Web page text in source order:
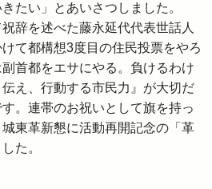
たい」とあいさつしました。
辞を述べた藤永延代代表世話人
て都構想3度目の住民投票をやろ
首都をエサにやる。負けるわけ
え、行動する市民力』が大切だ
。連帯のお祝いとして旗を持っ
東革新懇に活動再開記念の「革
た。